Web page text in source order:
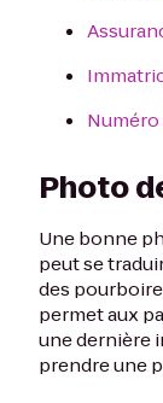
Photo
Une bonne
peut se
des
permet aux
une dernière
prendre une